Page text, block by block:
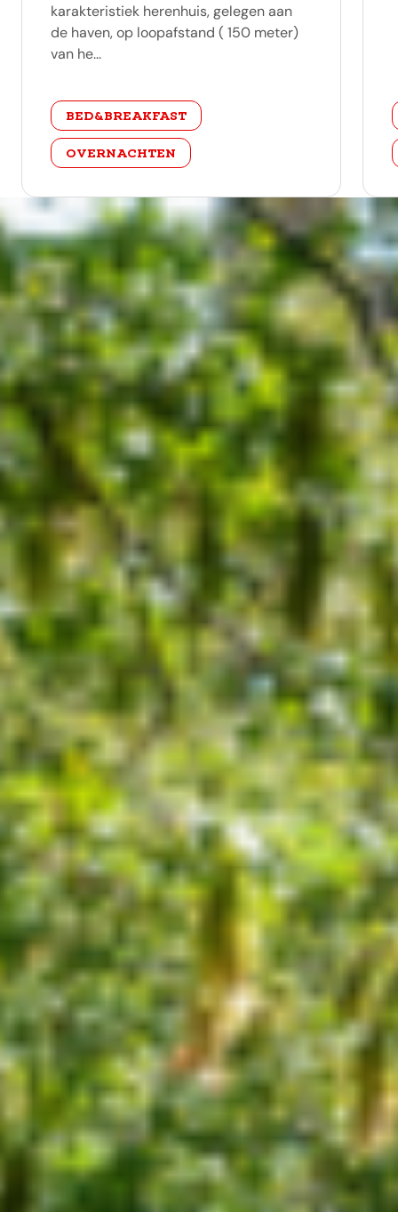
karakteristiek herenhuis, gelegen aan
de haven, op loopafstand ( 150 meter)
van he...
categorie
BED&BREAKFAST
OVERNACHTEN